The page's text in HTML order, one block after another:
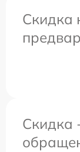
Скидка
Скидка